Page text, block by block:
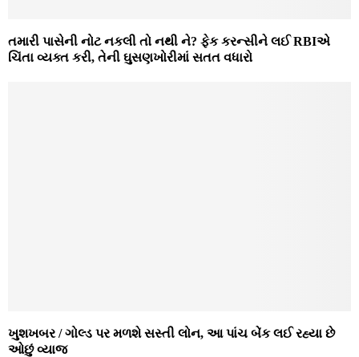
તમારી પાસેની નોટ નકલી તો નથી ને? ફેક કરન્સીને લઈ RBIએ
ચિંતા વ્યક્ત કરી, તેની ઘુસણખોરીમાં સતત વધારો
ખુશખબર / ગોલ્ડ પર મળશે સસ્તી લોન, આ પાંચ બેંક લઈ રહ્યા છે
ઓછું વ્યાજ